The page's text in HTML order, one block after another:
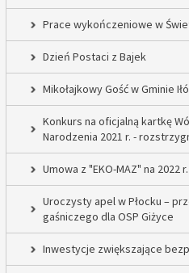
Prace wykończeniowe w
Dzień Postaci z Bajek
Mikołajkowy Gość w Gminie
Konkurs na oficjalną kartkę
Narodzenia 2021 r. -
Umowa z "EKO-MAZ" na 2022
Uroczysty apel w Płocku –
gaśniczego dla OSP Giżyce
Inwestycje zwiększające